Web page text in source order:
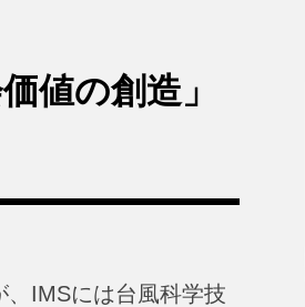
値の創造」
IMSには台風科学技